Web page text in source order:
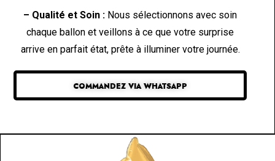
– Qualité et Soin : Nous sélectionnons avec soin
chaque ballon et veillons à ce que votre surprise
arrive en parfait état, prête à illuminer votre journée.
COMMANDEZ VIA WHATSAPP